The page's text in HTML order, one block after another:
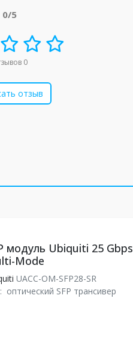
0/5
0
отзыв
модуль Ubiquiti 25 Gbps
Mode
UACC-OM-SFP28-SR
оптический SFP трансивер